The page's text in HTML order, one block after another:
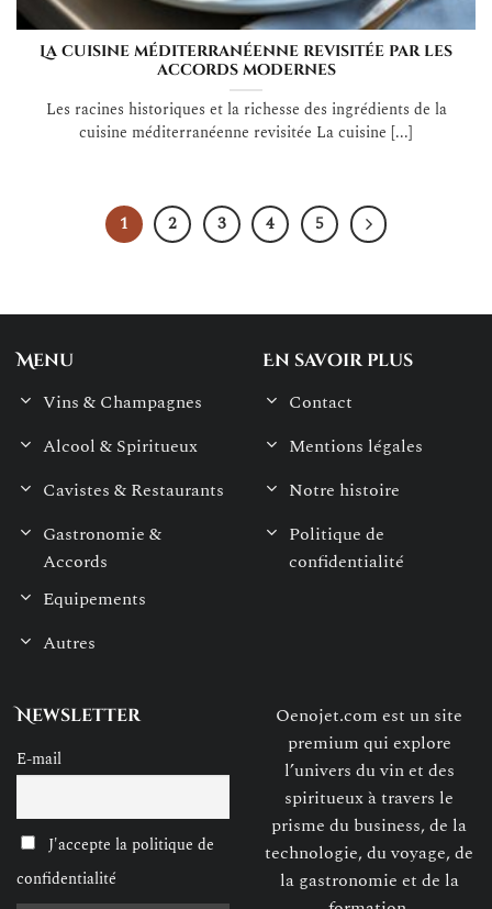
La cuisine méditerranéenne revisitée par les
accords modernes
Les racines historiques et la richesse des ingrédients de la
cuisine méditerranéenne revisitée La cuisine [...]
1 2 3 4 5
Menu
Vins & Champagnes
Alcool & Spiritueux
Cavistes & Restaurants
Gastronomie &
Accords
Equipements
Autres
En savoir plus
Contact
Mentions légales
Notre histoire
Politique de
confidentialité
Newsletter
E-mail
J'accepte la politique de
confidentialité
Oenojet.com est un site
premium qui explore
l’univers du vin et des
spiritueux à travers le
prisme du business, de la
technologie, du voyage, de
la gastronomie et de la